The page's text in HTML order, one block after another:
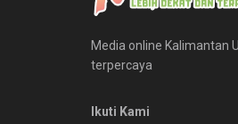
Media online Kalimantan
terpercaya
Ikuti Kami